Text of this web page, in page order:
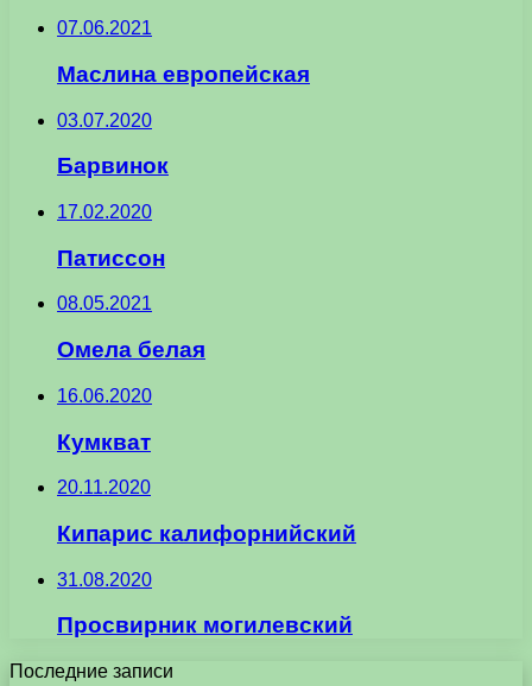
07.06.2021
Маслина европейская
03.07.2020
Барвинок
17.02.2020
Патиссон
08.05.2021
Омела белая
16.06.2020
Кумкват
20.11.2020
Кипарис калифорнийский
31.08.2020
Просвирник могилевский
Последние записи